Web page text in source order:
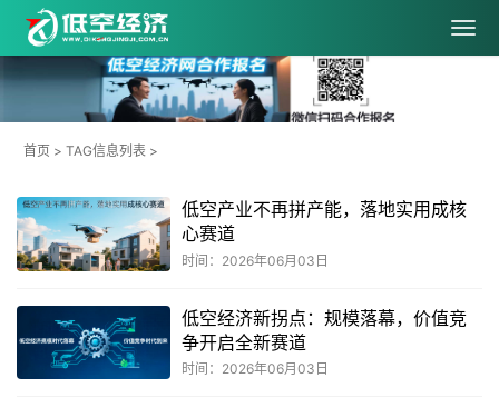
首页 > TAG信息列表 >
低空产业不再拼产能，落地实用成核
心赛道
时间：2026年06月03日
低空经济新拐点：规模落幕，价值竞
争开启全新赛道
时间：2026年06月03日